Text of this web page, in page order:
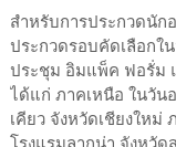
สำหรับการประกวดนั
ประกวดรอบคัดเลือกใ
ประชุม อิมแพ็ค ฟอรั่ม
ได้แก่ ภาคเหนือ ในวัน
เคียว จังหวัดเชียงให